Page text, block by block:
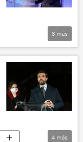
3 más
4 más